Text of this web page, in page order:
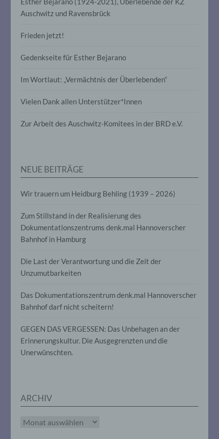
Auschwitz und Ravensbrück
Frieden jetzt!
Gedenkseite für Esther Bejarano
Im Wortlaut: „Vermächtnis der Überlebenden“
Vielen Dank allen Unterstützer*Innen
Zur Arbeit des Auschwitz-Komitees in der BRD e.V.
NEUE BEITRÄGE
Wir trauern um Heidburg Behling (1939 – 2026)
Zum Stillstand in der Realisierung des
Dokumentationszentrums denk.mal Hannoverscher
Bahnhof in Hamburg
Die Last der Verantwortung und die Zeit der
Unzumutbarkeiten
Das Dokumentationszentrum denk.mal Hannoverscher
Bahnhof darf nicht scheitern!
GEGEN DAS VERGESSEN: Das Unbehagen an der
Erinnerungskultur. Die Ausgegrenzten und die
Unerwünschten.
ARCHIV
Archiv
Verbreitung oder eine andere Form der
Bereitstellung, den Abgleich oder die
Löschen oder die Vernichtung.
d) Einschränkung der Verarbeitung
Einschränkung der Verarbeitung ist die
personenbezogener Daten mit dem Ziel,
Profiling ist jede Art der automatisierten
Verarbeitung personenbezogener Daten,
personenbezogenen Daten verwendet
Person beziehen, zu bewerten,
insbesondere, um Aspekte bezüglich
Arbeitsleistung, wirtschaftlicher Lage,
Gesundheit, persönlicher Vorlieben,
Aufenthaltsort oder Ortswechsel dieser
natürlichen Person zu analysieren oder
f) Pseudonymisierung
Pseudonymisierung ist die Verarbeitung
personenbezogener Daten in einer Weise,
auf welche die personenbezogenen Daten
zusätzlichen Informationen gesondert
aufbewahrt werden und technischen und
unterliegen, die gewährleisten, dass die